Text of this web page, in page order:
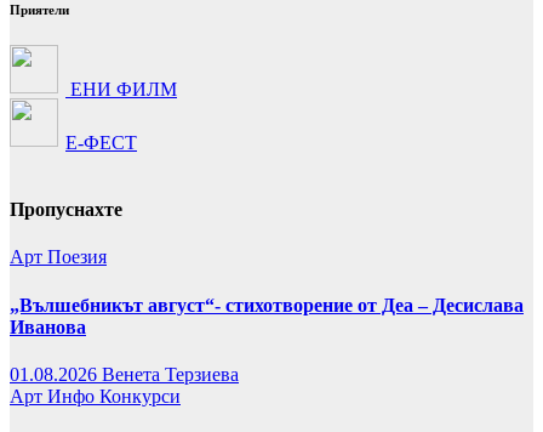
Приятели
ЕНИ ФИЛМ
Е-ФЕСТ
Пропуснахте
Арт Поезия
„Вълшебникът август“- стихотворение от Деа – Десислава
Иванова
01.08.2026 Венета Терзиева
Арт Инфо Конкурси